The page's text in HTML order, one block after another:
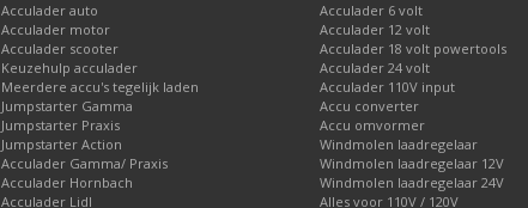
Acculader auto
Acculader motor
Acculader scooter
Keuzehulp acculader
Meerdere accu's tegelijk laden
Jumpstarter Gamma
Jumpstarter Praxis
Jumpstarter Action
Acculader Gamma/ Praxis
Acculader Hornbach
Acculader Lidl
Acculader 6 volt
Acculader 12 volt
Acculader 18 volt powertools
Acculader 24 volt
Acculader 110V input
Accu converter
Accu omvormer
Windmolen laadregelaar
Windmolen laadregelaar 12V
Windmolen laadregelaar 24V
Alles voor 110V / 120V